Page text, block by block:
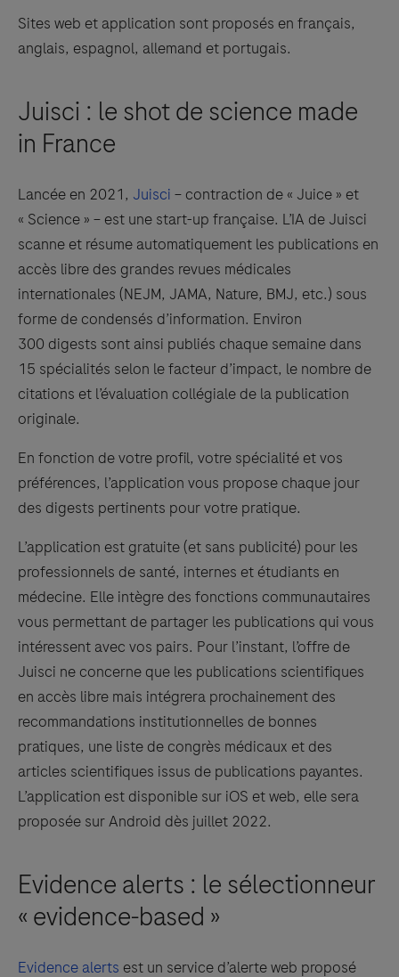
Sites web et application sont proposés en français,
anglais, espagnol, allemand et portugais.
Juisci : le shot de science made
in France
Lancée en 2021, Juisci – contraction de « Juice » et
« Science » – est une start-up française. L’IA de Juisci
scanne et résume automatiquement les publications en
accès libre des grandes revues médicales
internationales (NEJM, JAMA, Nature, BMJ, etc.) sous
forme de condensés d’information. Environ
300 digests sont ainsi publiés chaque semaine dans
15 spécialités selon le facteur d’impact, le nombre de
citations et l’évaluation collégiale de la publication
originale.
En fonction de votre profil, votre spécialité et vos
préférences, l’application vous propose chaque jour
des digests pertinents pour votre pratique.
L’application est gratuite (et sans publicité) pour les
professionnels de santé, internes et étudiants en
médecine. Elle intègre des fonctions communautaires
vous permettant de partager les publications qui vous
intéressent avec vos pairs. Pour l’instant, l’offre de
Juisci ne concerne que les publications scientifiques
en accès libre mais intégrera prochainement des
recommandations institutionnelles de bonnes
pratiques, une liste de congrès médicaux et des
articles scientifiques issus de publications payantes.
L’application est disponible sur iOS et web, elle sera
proposée sur Android dès juillet 2022.
Evidence alerts : le sélectionneur
« evidence-based »
Evidence alerts est un service d’alerte web proposé